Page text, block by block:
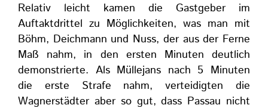
Relativ leicht kamen die Gastgeber im
Auftaktdrittel zu Möglichkeiten, was man mit
Böhm, Deichmann und Nuss, der aus der Ferne
Maß nahm, in den ersten Minuten deutlich
demonstrierte. Als Müllejans nach 5 Minuten
die erste Strafe nahm, verteidigten die
Wagnerstädter aber so gut, dass Passau nicht